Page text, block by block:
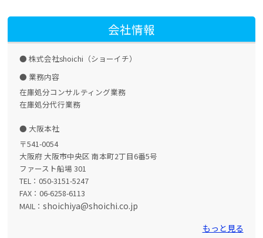
会社情報
株式会社shoichi（ショーイチ）
業務内容
在庫処分コンサルティング業務
在庫処分代行業務
大阪本社
〒541-0054
大阪府 大阪市中央区 南本町2丁目6番5号
ファースト船場 301
TEL：050-3151-5247
FAX：06-6258-6113
MAIL：shoichiya@shoichi.co.jp
もっと見る